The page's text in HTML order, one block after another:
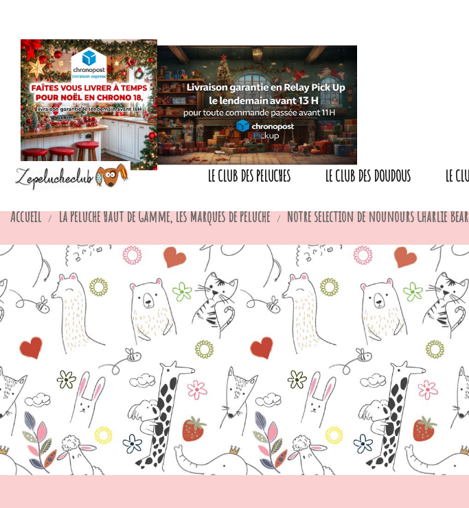
LE CLUB DES PELUCHES LE CLUB DES DOUDOUS LE
Accueil La Peluche Haut de Gamme, les Marques de Peluche Notre sélection de nounours Charlie